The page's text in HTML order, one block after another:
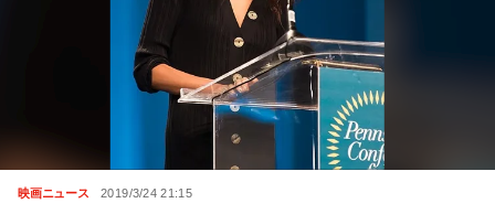
映画ニュース 2019/3/24 21:15